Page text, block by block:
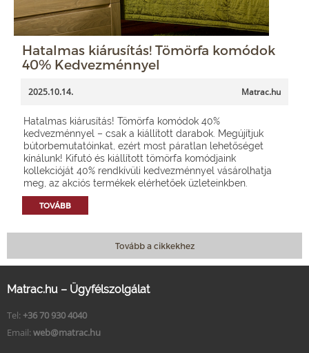
Hatalmas kiárusítás! Tömörfa komódok
40% Kedvezménnyel
2025.10.14. Matrac.hu
Hatalmas kiárusítás! Tömörfa komódok 40%
kedvezménnyel – csak a kiállított darabok. Megújítjuk
bútorbemutatóinkat, ezért most páratlan lehetőséget
kínálunk! Kifutó és kiállított tömörfa komódjaink
kollekcióját 40% rendkívüli kedvezménnyel vásárolhatja
meg, az akciós termékek elérhetőek üzleteinkben.
TOVÁBB
Tovább a cikkekhez
Matrac.hu – Ügyfélszolgálat
Tel: +36 70 930 4040
Email: web@matrac.hu